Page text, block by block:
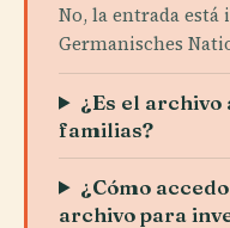
No, la entrada
Germanisches
¿Es el archivo
familias?
¿Cómo
archivo para